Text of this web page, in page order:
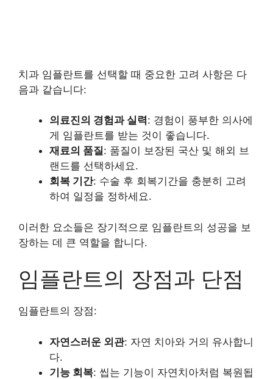
치과 임플란트를 선택할 때 중요한 고려 사항은 다
음과 같습니다:
의료진의 경험과 실력: 경험이 풍부한 의사에
게 임플란트를 받는 것이 좋습니다.
재료의 품질: 품질이 보장된 국산 및 해외 브
랜드를 선택하세요.
회복 기간: 수술 후 회복기간을 충분히 고려
하여 일정을 정하세요.
이러한 요소들은 장기적으로 임플란트의 성공을 보
장하는 데 큰 역할을 합니다.
임플란트의 장점과 단점
임플란트의 장점:
자연스러운 외관: 자연 치아와 거의 유사합니
다.
기능 회복: 씹는 기능이 자연치아처럼 복원됩